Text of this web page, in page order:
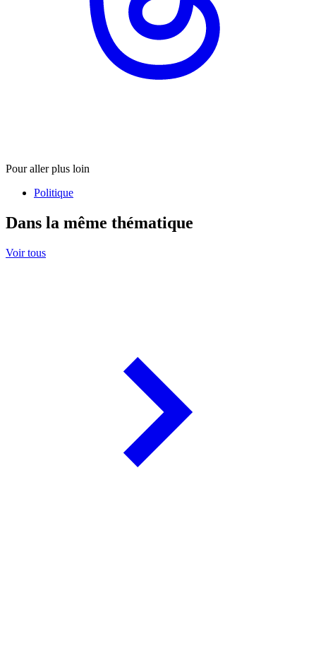
Pour aller plus loin
Politique
Dans la même thématique
Voir tous